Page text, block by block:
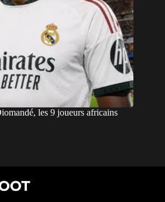
les 9 joueurs africains